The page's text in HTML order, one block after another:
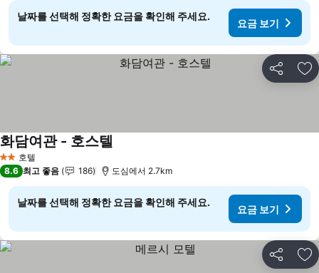
날짜를 선택해 정확한 요금을 확인해 주세요.
요금 보기
공유 즐
2 성급호텔
화담여관 - 호스텔
8.6 최고 좋음 186 도심에서 2.7km
날짜를 선택해 정확한 요금을 확인해 주세요.
요금 보기
공유 즐